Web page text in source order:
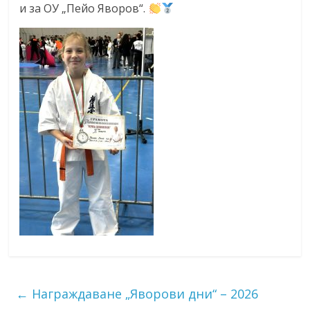
и за ОУ „Пейо Яворов“.
← Награждаване „Яворови дни“ – 2026